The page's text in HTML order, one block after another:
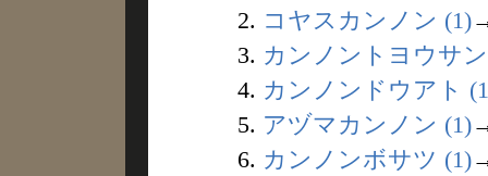
2. コヤスカンノン (1)
3. カンノントヨウサ
4. カンノンドウアト
5. アヅマカンノン (1)
6. カンノンボサツ (1)